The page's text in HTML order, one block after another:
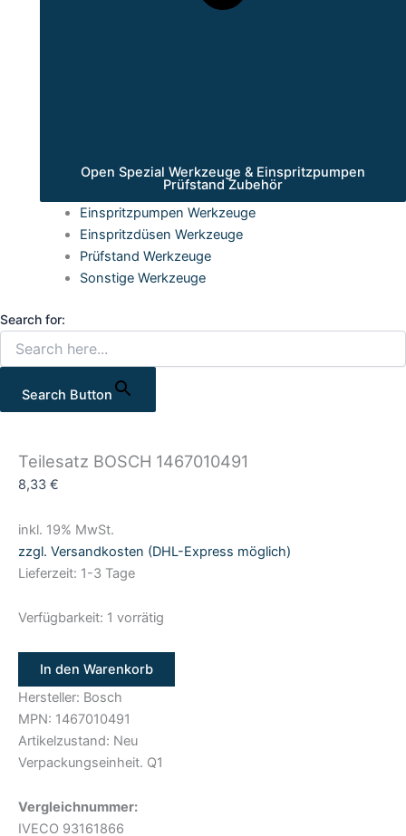
Open Spezial Werkzeuge & Einspritzpumpen
Prüfstand Zubehör
Einspritzpumpen Werkzeuge
Einspritzdüsen Werkzeuge
Prüfstand Werkzeuge
Sonstige Werkzeuge
Search for:
Search Button
Teilesatz BOSCH 1467010491
8,33 €
inkl. 19% MwSt.
zzgl. Versandkosten (DHL-Express möglich)
Lieferzeit: 1-3 Tage
Verfügbarkeit: 1 vorrätig
In den Warenkorb
Hersteller: Bosch
MPN: 1467010491
Artikelzustand: Neu
Verpackungseinheit. Q1
Vergleichnummer:
IVECO 93161866